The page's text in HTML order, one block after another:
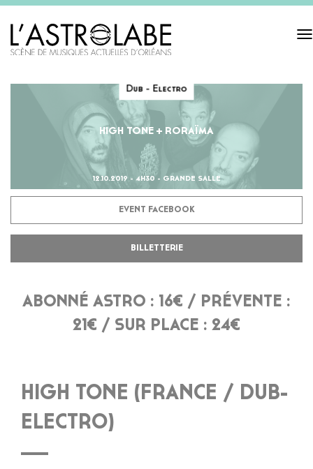
Dub - Electro
HIGH TONE + RORAÏMA
12.10.2019 - 4H30 - GRANDE SALLE
EVENT FACEBOOK
BILLETTERIE
ABONNÉ ASTRO : 16€ / PRÉVENTE :
21€ / SUR PLACE : 24€
HIGH TONE (FRANCE / DUB-
ELECTRO)